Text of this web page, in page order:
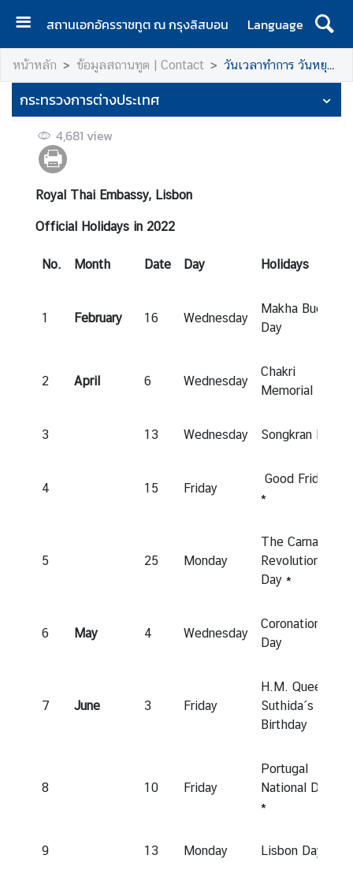
สถานเอกอัครราชทูต ณ กรุงลิสบอน
Language
ห
น้
แ
ร
ก
|
H
o
m
ข้
มู
า
ทู
ต
C
a
s
อ
หน้าหลัก ข้อมูลสถานทูต | Contact วันเวลาทำการ วันหยุดราชการ // Office hours - Official Holiday
กระทรวงการต่างประเทศ
4,681 view
Royal Thai Embassy, Lisbon
Official Holidays in 2022
No. Month Date Day Holidays
1 February 16 Wednesday
Makha Bucha
Day
2 April 6 Wednesday
Chakri
Memorial Day
3 13 Wednesday Songkran Day
4 15 Friday
Good Friday
*
5 25 Monday
The Carnation
Revolution
Day *
6 May 4 Wednesday
Coronation
Day
7 June 3 Friday
H.M. Queen
Suthida´s
Birthday
8 10 Friday
Portugal
National Day
*
9 13 Monday Lisbon Day *